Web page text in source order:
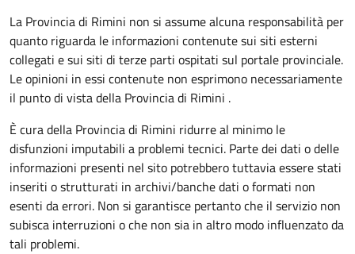
La Provincia di Rimini non si assume alcuna responsabilità per
quanto riguarda le informazioni contenute sui siti esterni
collegati e sui siti di terze parti ospitati sul portale provinciale.
Le opinioni in essi contenute non esprimono necessariamente
il punto di vista della Provincia di Rimini .
È cura della Provincia di Rimini ridurre al minimo le
disfunzioni imputabili a problemi tecnici. Parte dei dati o delle
informazioni presenti nel sito potrebbero tuttavia essere stati
inseriti o strutturati in archivi/banche dati o formati non
esenti da errori. Non si garantisce pertanto che il servizio non
subisca interruzioni o che non sia in altro modo influenzato da
tali problemi.